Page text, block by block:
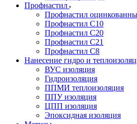
Профнастил
Профнастил
Профнастил С10
Профнастил С20
Профнастил С21
Профнастил С8
Нанесение гидро и
ВУС изоляция
Гидроизоляция
ППМИ теплоизоляция
ППУ изоляция
ЦПП изоляция
Эпоксидная изоляция